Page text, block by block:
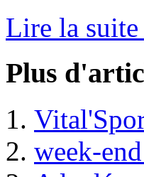
Lire la
Plus
week-